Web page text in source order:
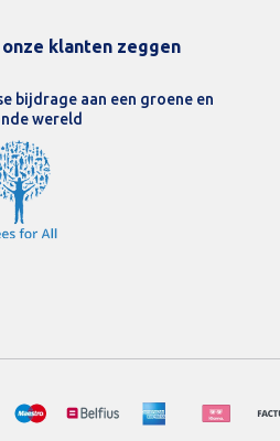
klanten zeggen
bijdrage aan een groene en
wereld